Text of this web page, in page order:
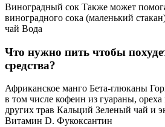
Виноградный сок Также может
виноградного сока (маленький
чай Вода
Что нужно пить чтобы
средства?
Африканское манго Бета-глюканы
в том числе кофеин из гуараны,
других трав Кальций Зеленый чай и
Витамин D. Фукоксантин